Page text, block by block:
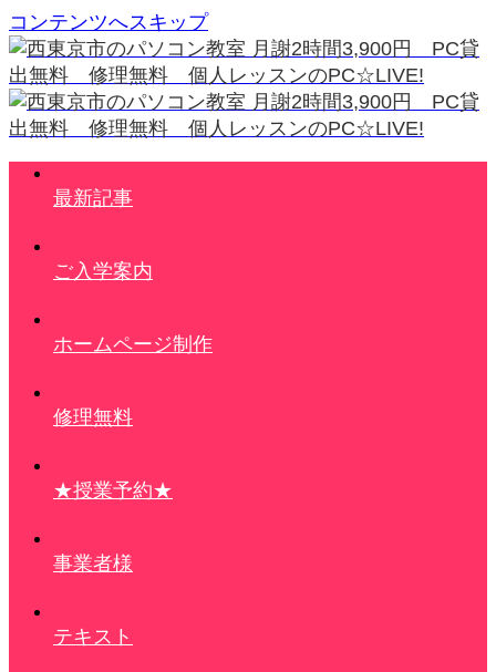
コンテンツへスキップ
最新記事
ご入学案内
ホームページ制作
修理無料
★授業予約★
事業者様
テキスト